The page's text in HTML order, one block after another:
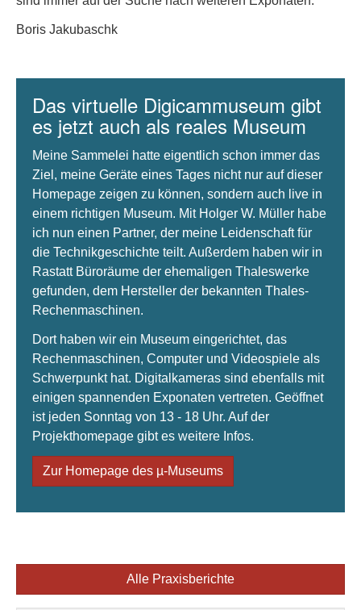
Boris Jakubaschk
Das virtuelle Digicammuseum gibt
es jetzt auch als reales Museum
Meine Sammelei hatte eigentlich schon immer das
Ziel, meine Geräte eines Tages nicht nur auf dieser
Homepage zeigen zu können, sondern auch live in
einem richtigen Museum. Mit Holger W. Müller habe
ich nun einen Partner, der meine Leidenschaft für
die Technikgeschichte teilt. Außerdem haben wir in
Rastatt Büroräume der ehemaligen Thaleswerke
gefunden, dem Hersteller der bekannten Thales-
Rechenmaschinen.
Dort haben wir ein Museum eingerichtet, das
Rechenmaschinen, Computer und Videospiele als
Schwerpunkt hat. Digitalkameras sind ebenfalls mit
einigen spannenden Exponaten vertreten. Geöffnet
ist jeden Sonntag von 13 - 18 Uhr. Auf der
Projekthomepage gibt es weitere Infos.
Zur Homepage des µ-Museums
Alle Praxisberichte